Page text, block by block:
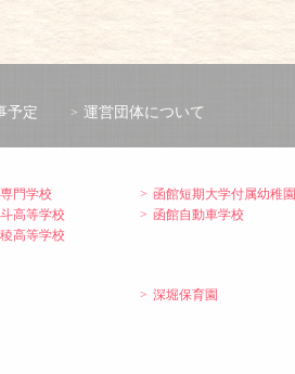
予定 運営団体について
門学校
高等学校
高等学校
函館短期大学付属幼稚園
函館自動車学校
深堀保育園